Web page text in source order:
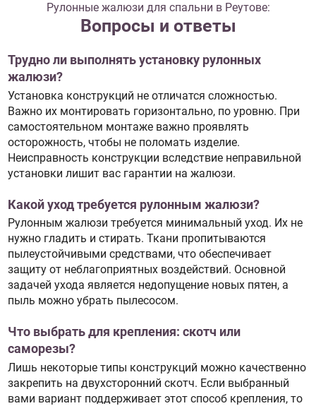
Рулонные жалюзи для спальни в Реутове:
Вопросы и ответы
Трудно ли выполнять установку рулонных
жалюзи?
Установка конструкций не отличатся сложностью.
Важно их монтировать горизонтально, по уровню. При
самостоятельном монтаже важно проявлять
осторожность, чтобы не поломать изделие.
Неисправность конструкции вследствие неправильной
установки лишит вас гарантии на жалюзи.
Какой уход требуется рулонным жалюзи?
Рулонным жалюзи требуется минимальный уход. Их не
нужно гладить и стирать. Ткани пропитываются
пылеустойчивыми средствами, что обеспечивает
защиту от неблагоприятных воздействий. Основной
задачей ухода является недопущение новых пятен, а
пыль можно убрать пылесосом.
Что выбрать для крепления: скотч или
саморезы?
Лишь некоторые типы конструкций можно качественно
закрепить на двухсторонний скотч. Если выбранный
вами вариант поддерживает этот способ крепления, то